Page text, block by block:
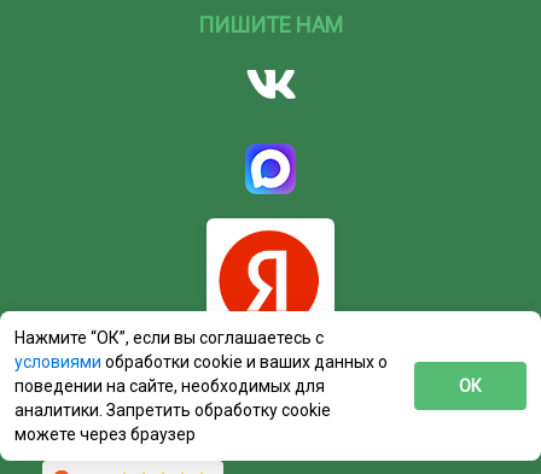
ПИШИТЕ НАМ
Нажмите “ОК”, если вы соглашаетесь с
условиями обработки cookie и ваших данных о
поведении на сайте, необходимых для
аналитики. Запретить обработку cookie
можете через браузер
ОК